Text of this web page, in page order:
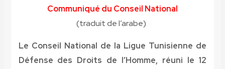
Communiqué du Conseil National
(traduit de l’arabe)
Le Conseil National de la Ligue Tunisienne de
Défense des Droits de l’Homme, réuni le 12